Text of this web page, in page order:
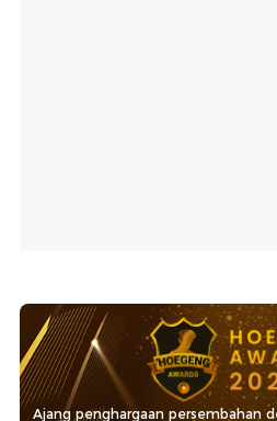
Ajang penghargaan persembahan